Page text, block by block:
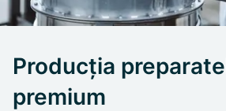
Producția
premium